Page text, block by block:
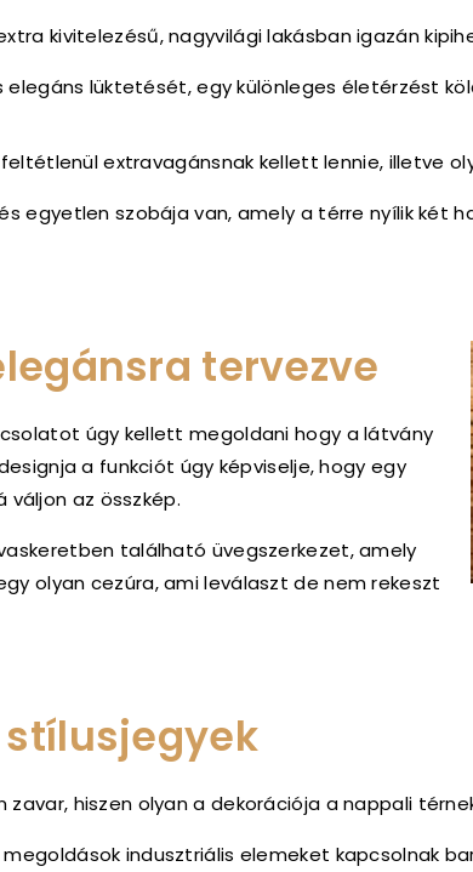
kivitelezésű, nagyvilági lakásban igazán
elegáns lüktetését, egy különleges életérzést
extravagánsnak kellett lennie, illetve
egyetlen szobája van, amely a térre nyílik két
tervezve
úgy kellett megoldani hogy a látvány
a funkciót úgy képviselje, hogy egy
az összkép.
található üvegszerkezet, amely
olyan cezúra, ami leválaszt de nem rekeszt
zavar, hiszen olyan a dekorációja a nappali
indusztriális elemeket kapcsolnak